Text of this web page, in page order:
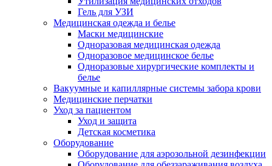
Гель для УЗИ
Медицинская одежда и белье
Маски медицинские
Одноразовая медицинская одежда
Одноразовое медицинское белье
Одноразовые хирургические комплекты и
белье
Вакуумные и капиллярные системы забора крови
Медицинские перчатки
Уход за пациентом
Уход и защита
Детская косметика
Оборудование
Оборудование для аэрозольной дезинфекции